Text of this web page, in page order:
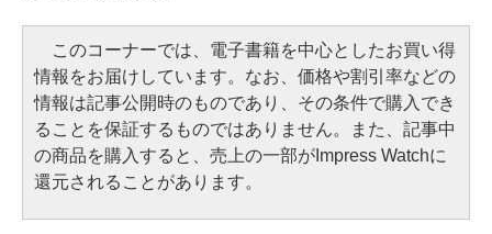
このコーナーでは、電子書籍を中心としたお買い得
情報をお届けしています。なお、価格や割引率などの
情報は記事公開時のものであり、その条件で購入でき
ることを保証するものではありません。また、記事中
の商品を購入すると、売上の一部がImpress Watchに
還元されることがあります。